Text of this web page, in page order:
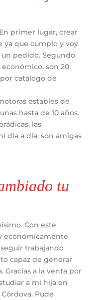
primer lugar, crear
ya que cumplo y voy
pedido. Segundo
son 20
catálogo de
estables de
hasta de 10 años.
las
día a día, son amigas
tu
Con este
económicamente
trabajando
capaz de generar
Gracias a la venta por
a mi hija en
Pude